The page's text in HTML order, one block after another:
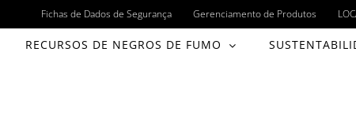
Fichas de Dados de Segurança Gerenciamento de Produtos
RECURSOS DE NEGROS DE FUMO